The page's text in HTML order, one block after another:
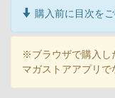
購入前に目次を
※ブラウザで購入し
マガストアアプリで